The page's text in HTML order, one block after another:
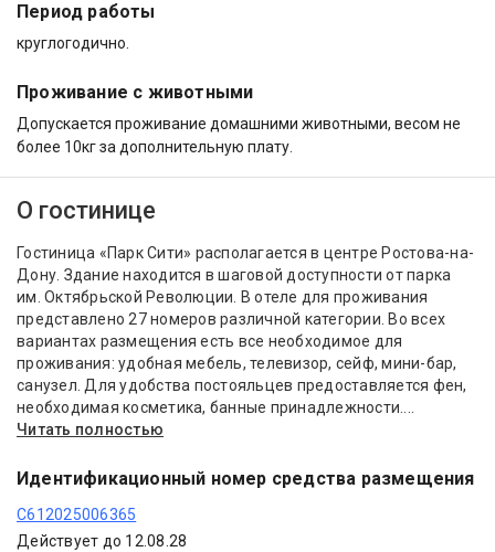
Период работы
круглогодично.
Проживание с животными
Допускается проживание домашними животными, весом не
более 10кг за дополнительную плату.
О гостинице
Гостиница «Парк Сити» располагается в центре Ростова-на-
Дону. Здание находится в шаговой доступности от парка
им. Октябрьской Революции. В отеле для проживания
представлено 27 номеров различной категории. Во всех
вариантах размещения есть все необходимое для
проживания: удобная мебель, телевизор, сейф, мини-бар,
санузел. Для удобства постояльцев предоставляется фен,
необходимая косметика, банные принадлежности....
Читать полностью
Идентификационный номер средства размещения
С612025006365
Действует до 12.08.28